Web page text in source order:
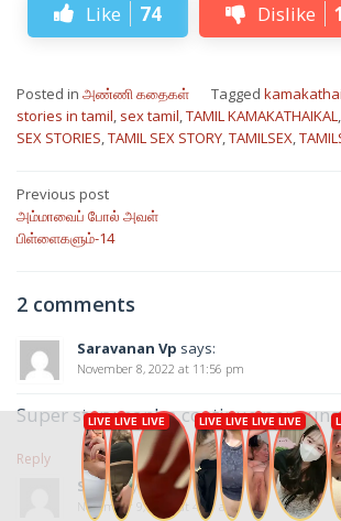
Like 74 Dislike
Posted in அண்ணி கதைகள் Tagged
stories in tamil, sex tamil,TAMIL KAMAKATHAIKAL,
SEX STORIES,TAMIL SEX STORY,TAMILSEX,
Post
navigation
Previous post
அம்மாவைப் போல் அவள்
பிள்ளைகளும்-14
2 comments
Saravanan Vp says:
November 8, 2022 at 11:56 pm
Super story nanba continue
Reply
Sarnsays:
November 9, 2022 at 4:27 am